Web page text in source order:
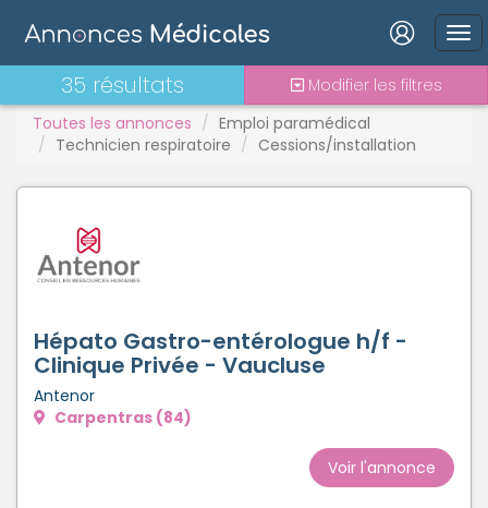
Connexion
Se connecter avec Facebook
Inscrivez-vous en un clic !
Toutes les annonces
Emploi paramédical
Technicien respiratoire
Cessions/installation
35 résultats Modifier les filtres
Hépato Gastro-entérologue h/f -
Clinique Privée - Vaucluse
Antenor
Carpentras (84)
Voir l'annonce